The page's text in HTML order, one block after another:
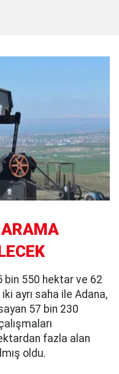
bin 550 hektar ve 62
ayrı saha ile Adana,
57 bin 230
fazla alan
oldu.